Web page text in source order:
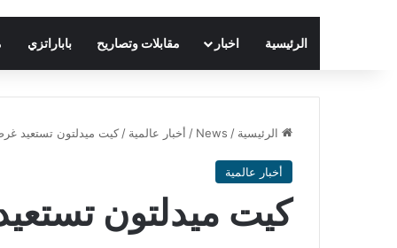
الرئيسية اخبار مقابلات وتصاريح باباراتزي
الرئيسية /
News
/ أخبار عالمية / كيت ميدلتون تستعيد
أخبار عالمية
كيت ميدلتون